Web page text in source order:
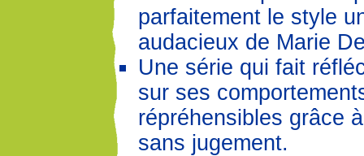
parfaitement le style
audacieux de Marie
Une série qui fait
sur ses
répréhensibles grâce
sans jugement.